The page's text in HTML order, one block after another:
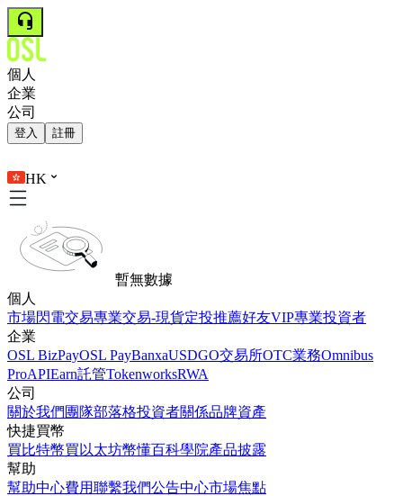
個人
企業
公司
登入 註冊
HK
暫無數據
個人
市場閃電交易專業交易-現貨定投推薦好友VIP專業投資者
企業
OSL BizPayOSL PayBanxaUSDGO交易所OTC業務Omnibus
ProAPIEarn託管TokenworksRWA
公司
關於我們 團隊部落格投資者關係品牌資產
快捷買幣
買比特幣買以太坊幣懂百科學院產品披露
幫助
幫助中心費用聯繫我們公告中心市場焦點